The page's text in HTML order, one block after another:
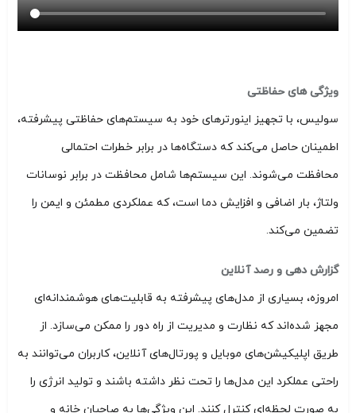
ویژگی‌ های حفاظتی
سولیس، با تجهیز اینورترهای خود به سیستم‌های حفاظتی پیشرفته،
اطمینان حاصل می‌کند که دستگاه‌ها در برابر خطرات احتمالی
محافظت می‌شوند. این سیستم‌ها شامل محافظت در برابر نوسانات
ولتاژ، بار اضافی و افزایش دما است، که عملکردی مطمئن و ایمن را
تضمین می‌کند.
گزارش‌ دهی و رصد آنلاین
امروزه، بسیاری از مدل‌های پیشرفته به قابلیت‌های هوشمندانه‌ای
مجهز شده‌اند که نظارت و مدیریت از راه دور را ممکن می‌سازد. از
طریق اپلیکیشن‌های موبایل و پورتال‌های آنلاین، کاربران می‌توانند به
راحتی عملکرد این مدل‌ها را تحت نظر داشته باشند و تولید انرژی را
به صورت لحظه‌ای کنترل کنند. این ویژگی‌ها به صاحبان خانه و